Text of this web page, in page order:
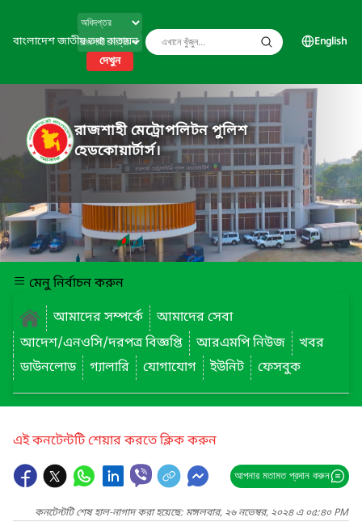
বাংলাদেশ জাতীয় তথ্য বাতায়ন
দেখুন
English
রাজশাহী মেট্রোপলিটন পুলিশ
হেডকোয়ার্টার্স।
মেনু নির্বাচন করুন
আমাদের সম্পর্কে
আমাদের সেবা
আদেশ/এনওসি/দরপত্র বিজ্ঞপ্তি
আরএমপি নিউজ
খবর
ডাউনলোড
গ্যালারি যোগাযোগ ইউনিট ফেসবুক
এই কনটেন্টটি শেয়ার করতে ক্লিক করুন
আপনার মতামত প্রদান করুন
কনটেন্টটি শেষ হাল-নাগাদ করা হয়েছে: মঙ্গলবার, ২৬ নভেম্বর, ২০২৪ এ ০৫:৪০ PM